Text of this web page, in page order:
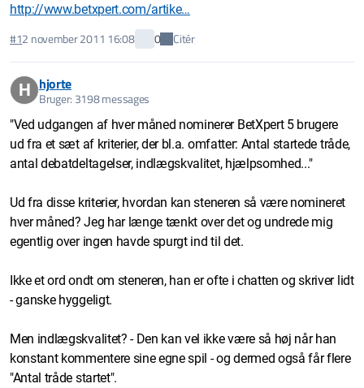
http://www.betxpert.com/artike…
#12 november 2011 16:08 0 Citér
H hjorte
Bruger: 3198 messages
"Ved udgangen af hver måned nominerer BetXpert 5 brugere
ud fra et sæt af kriterier, der bl.a. omfatter: Antal startede tråde,
antal debatdeltagelser, indlægskvalitet, hjælpsomhed..."
Ud fra disse kriterier, hvordan kan steneren så være nomineret
hver måned? Jeg har længe tænkt over det og undrede mig
egentlig over ingen havde spurgt ind til det.
Ikke et ord ondt om steneren, han er ofte i chatten og skriver lidt
- ganske hyggeligt.
Men indlægskvalitet? - Den kan vel ikke være så høj når han
konstant kommentere sine egne spil - og dermed også får flere
"Antal tråde startet".